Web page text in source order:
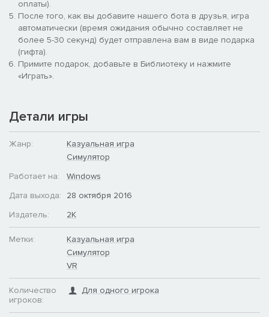
оплаты).
После того, как вы добавите нашего бота в друзья, игра
автоматически (время ожидания обычно составляет не
более 5-30 секунд) будет отправлена вам в виде подарка
(гифта).
Примите подарок, добавьте в Библиотеку и нажмите
«Играть».
Детали игры
Жанр:
Казуальная игра
Симулятор
Работает на:
Windows
Дата выхода:
28 октября 2016
Издатель:
2K
Метки:
Казуальная игра
Симулятор
VR
Количество
игроков:
Для одного игрока